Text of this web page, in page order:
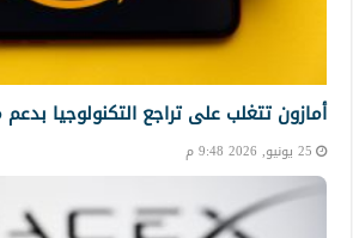
أمازون تتغلب على تراجع التكنولوجيا
25 يونيو, 2026 9:48 م